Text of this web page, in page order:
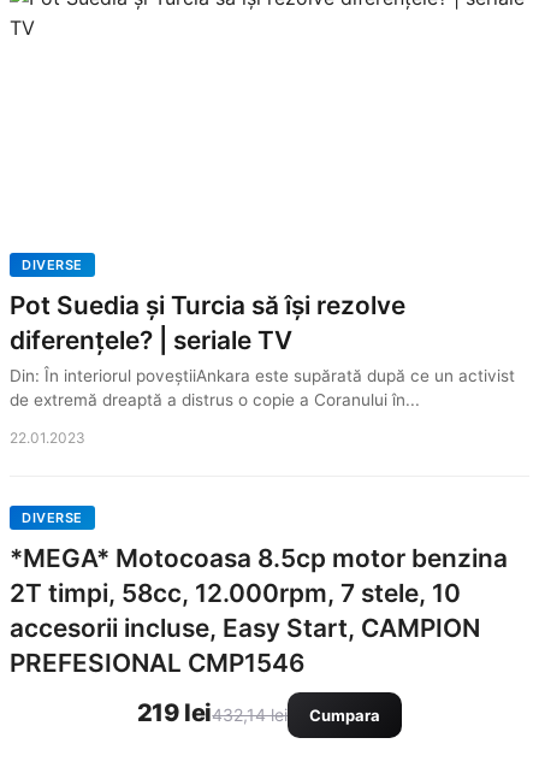
DIVERSE
Pot Suedia și Turcia să își rezolve
diferențele? | seriale TV
Din: În interiorul poveștiiAnkara este supărată după ce un activist
de extremă dreaptă a distrus o copie a Coranului în...
22.01.2023
DIVERSE
*MEGA* Motocoasa 8.5cp motor benzina
2T timpi, 58cc, 12.000rpm, 7 stele, 10
accesorii incluse, Easy Start, CAMPION
PREFESIONAL CMP1546
219 lei432,14 lei Cumpara